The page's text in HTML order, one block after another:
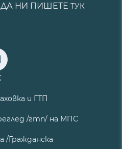
НИ ПИШЕТЕ ТУК
и ГТП
/гтп/ на МПС
/Гражданска